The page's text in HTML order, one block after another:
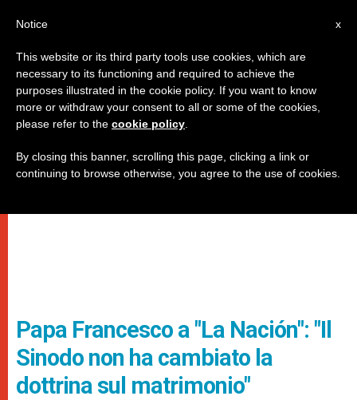
Papa Francesco a "La Nación": "Il
Sinodo non ha cambiato la
dottrina sul matrimonio"
x
Notice
This website or its third party tools use cookies, which are
necessary to its functioning and required to achieve the
purposes illustrated in the cookie policy. If you want to know
more or withdraw your consent to all or some of the cookies,
please refer to the cookie policy
By closing this banner, scrolling this page, clicking a link or
continuing to browse otherwise, you agree to the use of cookies.